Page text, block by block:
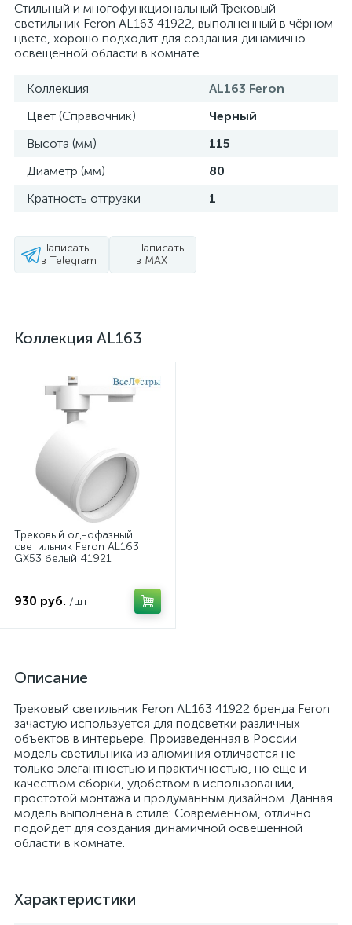
Стильный и многофункциональный Трековый
светильник Feron AL163 41922, выполненный в чёрном
цвете, хорошо подходит для создания динамично-
освещенной области в комнате.
Коллекция
AL163 Feron
Цвет (Справочник)
Черный
Высота (мм)
115
Диаметр (мм)
80
Кратность отгрузки
1
Написать
в Telegram
Написать
в MAX
Коллекция AL163
Трековый однофазный
светильник Feron AL163
GX53 белый 41921
930 руб. /шт
Описание
Трековый светильник Feron AL163 41922 бренда Feron
зачастую используется для подсветки различных
объектов в интерьере. Произведенная в России
модель светильника из алюминия отличается не
только элегантностью и практичностью, но еще и
качеством сборки, удобством в использовании,
простотой монтажа и продуманным дизайном. Данная
модель выполнена в стиле: Современном, отлично
подойдет для создания динамичной освещенной
области в комнате.
Характеристики